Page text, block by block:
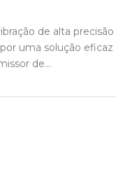
de alta
uma solução
de...